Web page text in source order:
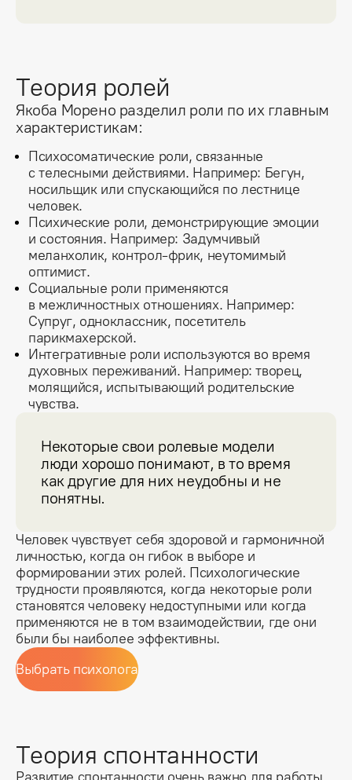
Теория ролей
Якоба Морено разделил роли по их главным
характеристикам:
Психосоматические роли, связанные
с телесными действиями. Например: Бегун,
носильщик или спускающийся по лестнице
человек.
Психические роли, демонстрирующие эмоции
и состояния. Например: Задумчивый
меланхолик, контрол-фрик, неутомимый
оптимист.
Социальные роли применяются
в межличностных отношениях. Например:
Супруг, одноклассник, посетитель
парикмахерской.
Интегративные роли используются во время
духовных переживаний. Например: творец,
молящийся, испытывающий родительские
чувства.
Некоторые свои ролевые модели
люди хорошо понимают, в то время
как другие для них неудобны и не
понятны.
Человек чувствует себя здоровой и гармоничной
личностью, когда он гибок в выборе и
формировании этих ролей. Психологические
трудности проявляются, когда некоторые роли
становятся человеку недоступными или когда
применяются не в том взаимодействии, где они
были бы наиболее эффективны.
Выбрать психолога
Теория спонтанности